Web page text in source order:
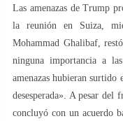
Las amenazas de Trump
la reunión en Suiza,
Mohammad Ghalibaf,
ninguna importancia a
amenazas hubieran surtido
desesperada». A pesar
concluyó con un acuerdo